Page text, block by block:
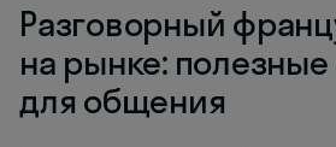
Разговорный
на рынке:
для общения